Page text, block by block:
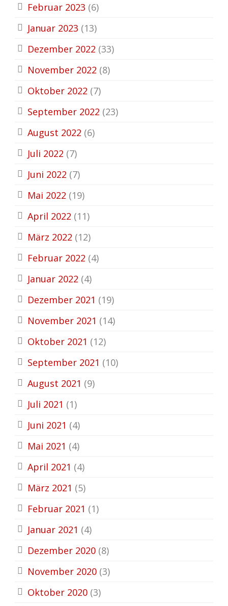
Februar 2023 (6)
Januar 2023 (13)
Dezember 2022 (33)
November 2022 (8)
Oktober 2022 (7)
September 2022 (23)
August 2022 (6)
Juli 2022 (7)
Juni 2022 (7)
Mai 2022 (19)
April 2022 (11)
März 2022 (12)
Februar 2022 (4)
Januar 2022 (4)
Dezember 2021 (19)
November 2021 (14)
Oktober 2021 (12)
September 2021 (10)
August 2021 (9)
Juli 2021 (1)
Juni 2021 (4)
Mai 2021 (4)
April 2021 (4)
März 2021 (5)
Februar 2021 (1)
Januar 2021 (4)
Dezember 2020 (8)
November 2020 (3)
Oktober 2020 (3)